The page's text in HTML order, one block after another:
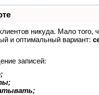
никуда. Мало того,
и оптимальный вариант:
записей: